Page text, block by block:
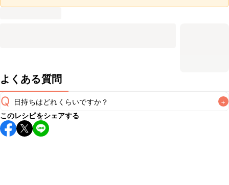
よくある質問
Q 日持ちはどれくらいですか？ +
保存期間は冷蔵で翌日中が目安です。なるべくお早めにお召
し上がりください。
このレシピをシェアする